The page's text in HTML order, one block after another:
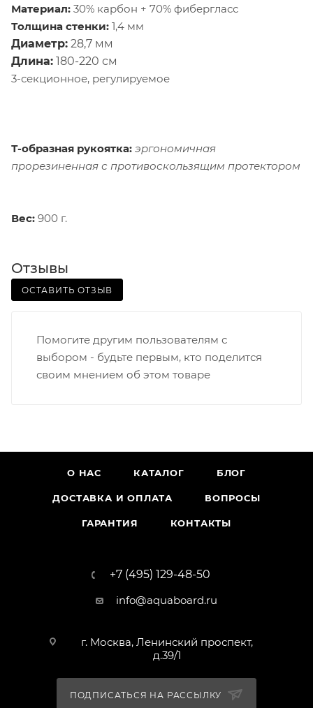
Материал: 30% карбон + 70% фибергласс
Толщина стенки: 1,4 мм
Диаметр: 28,7 мм
Длина: 180-220 см
3-секционное, регулируемое
Т-образная рукоятка: эргономичная
прорезиненная с противоскользящим протектором
Вес: 900 г.
Отзывы
ОСТАВИТЬ ОТЗЫВ
Помогите другим пользователям с
выбором - будьте первым, кто поделится
своим мнением об этом товаре
О НАС КАТАЛОГ БЛОГ
ДОСТАВКА И ОПЛАТА ВОПРОСЫ
ГАРАНТИЯ КОНТАКТЫ
+7 (495) 129-48-50
info@aquaboard.ru
г. Москва, Ленинский проспект,
д.39/1
ПОДПИСАТЬСЯ НА РАССЫЛКУ